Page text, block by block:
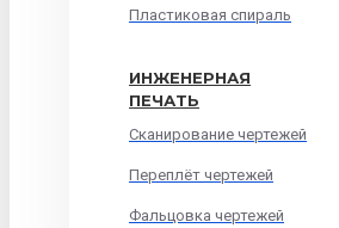
Пластиковая спираль
ИНЖЕНЕРНАЯ
ПЕЧАТЬ
Сканирование чертежей
Переплёт чертежей
Фальцовка чертежей